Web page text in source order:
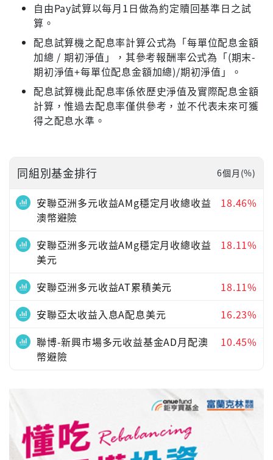
自由Pay試算以每月1日做為約定贖回基準日之試
算。
配息試算機之配息率計算公式為「每單位配息金額
加總 / 期初淨值」，其參考報酬率公式為「(期末-
期初淨值+每單位配息金額加總)/期初淨值」。
配息試算機此配息率係依歷史淨值及實際配息金額
計算，惟過去配息率僅供參考，並不代表未來可獲
得之配息水準。
同組別基金排行 6個月(%)
安聯亞洲多元收益AMg穩定月收總收益
澳幣避險
18.46%
安聯亞洲多元收益AMg穩定月收總收益
美元
18.11%
安聯亞洲多元收益AT累積美元
18.11%
安聯亞太收益入息A配息美元
16.23%
聯博-新興市場多元收益基金AD月配澳
幣避險
10.45%